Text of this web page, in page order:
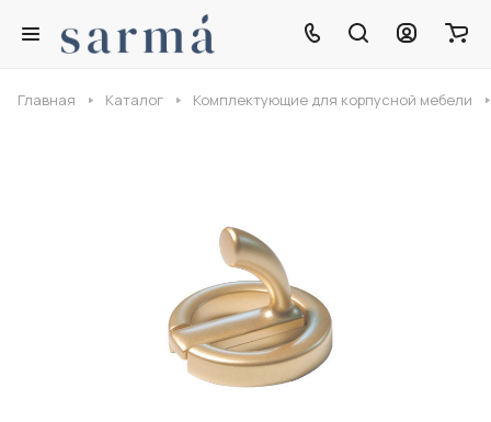
Главная Каталог Комплектующие для корпусной мебели